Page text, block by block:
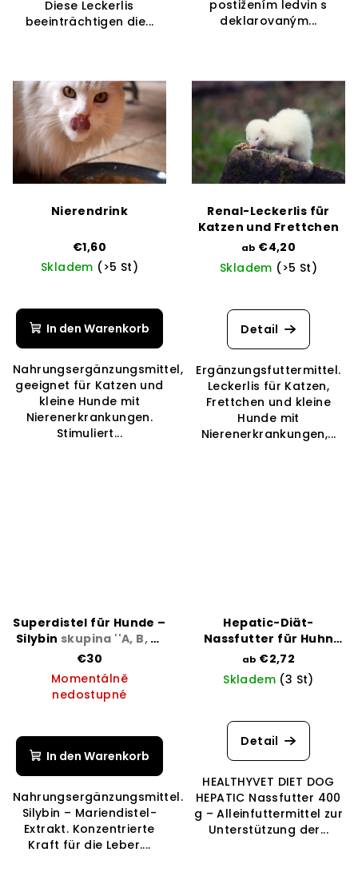
Diese Leckerlis
beeinträchtigen die...
postižením ledvin s
deklarovaným...
Nierendrink
€1,60
Skladem (>5 St)
In den Warenkorb
Nahrungsergänzungsmittel,
geeignet für Katzen und
kleine Hunde mit
Nierenerkrankungen.
Stimuliert...
Renal-Leckerlis für
Katzen und Frettchen
ab €4,20
Skladem (>5 St)
von
5
Sternen.
Detail
Ergänzungsfuttermittel.
Leckerlis für Katzen,
Frettchen und kleine
Hunde mit
Nierenerkrankungen,...
Superdistel für Hunde –
Silybin skupina ''A, B, C,
D, E''
€30
Momentálně
nedostupné
In den Warenkorb
Nahrungsergänzungsmittel.
Silybin – Mariendistel-
Extrakt. Konzentrierte
Kraft für die Leber....
Hepatic-Diät-
Nassfutter für Huhn
skupina ''B, C, D, E
kardiak''
ab €2,72
Skladem (3 St)
Detail
HEALTHYVET DIET DOG
HEPATIC Nassfutter 400
g – Alleinfuttermittel zur
Unterstützung der...